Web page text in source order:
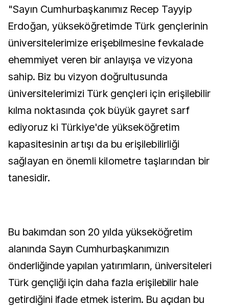
"Sayın Cumhurbaşkanımız Recep Tayyip
Erdoğan, yükseköğretimde Türk gençlerinin
üniversitelerimize erişebilmesine fevkalade
ehemmiyet veren bir anlayışa ve vizyona
sahip. Biz bu vizyon doğrultusunda
üniversitelerimizi Türk gençleri için erişilebilir
kılma noktasında çok büyük gayret sarf
ediyoruz ki Türkiye'de yükseköğretim
kapasitesinin artışı da bu erişilebilirliği
sağlayan en önemli kilometre taşlarından bir
tanesidir.
Bu bakımdan son 20 yılda yükseköğretim
alanında Sayın Cumhurbaşkanımızın
önderliğinde yapılan yatırımların, üniversiteleri
Türk gençliği için daha fazla erişilebilir hale
getirdiğini ifade etmek isterim. Bu açıdan bu